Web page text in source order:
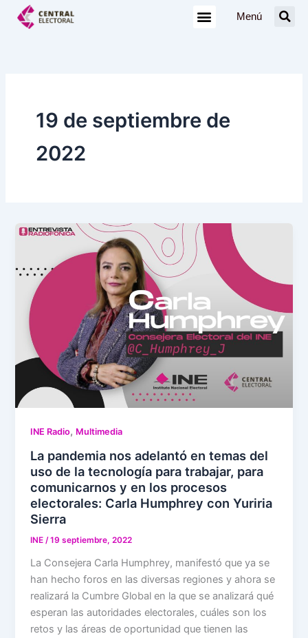
Menú
19 de septiembre de
2022
INE Radio, Multimedia
La pandemia nos adelantó en temas del
uso de la tecnología para trabajar, para
comunicarnos y en los procesos
electorales: Carla Humphrey con Yuriria
Sierra
INE/19 septiembre, 2022
La Consejera Carla Humphrey, manifestó que ya se
han hecho foros en las diversas regiones y ahora se
realizará la Cumbre Global en la que se analizará qué
esperan las autoridades electorales, cuáles son los
retos y las áreas de oportunidad que tienen las